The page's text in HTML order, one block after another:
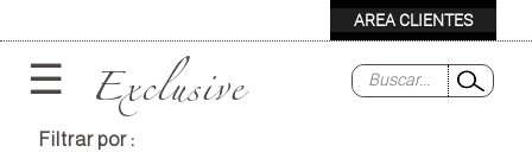
☰ Exclusive
Filtrar por :